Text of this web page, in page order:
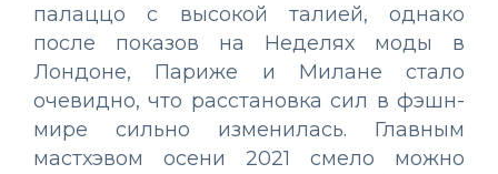
палаццо с высокой талией, однако
после показов на Неделях моды в
Лондоне, Париже и Милане стало
очевидно, что расстановка сил в фэшн-
мире сильно изменилась. Главным
мастхэвом осени 2021 смело можно